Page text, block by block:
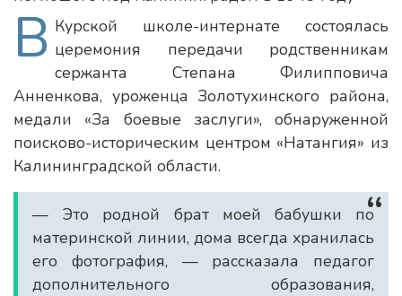
В Курской школе-интернате состоялась
церемония передачи родственникам
сержанта Степана Филипповича
Анненкова, уроженца Золотухинского района,
медали «За боевые заслуги», обнаруженной
поисково-историческим центром «Натангия» из
Калининградской области.
— Это родной брат моей бабушки по
материнской линии, дома всегда хранилась
его фотография, — рассказала педагог
дополнительного образования,